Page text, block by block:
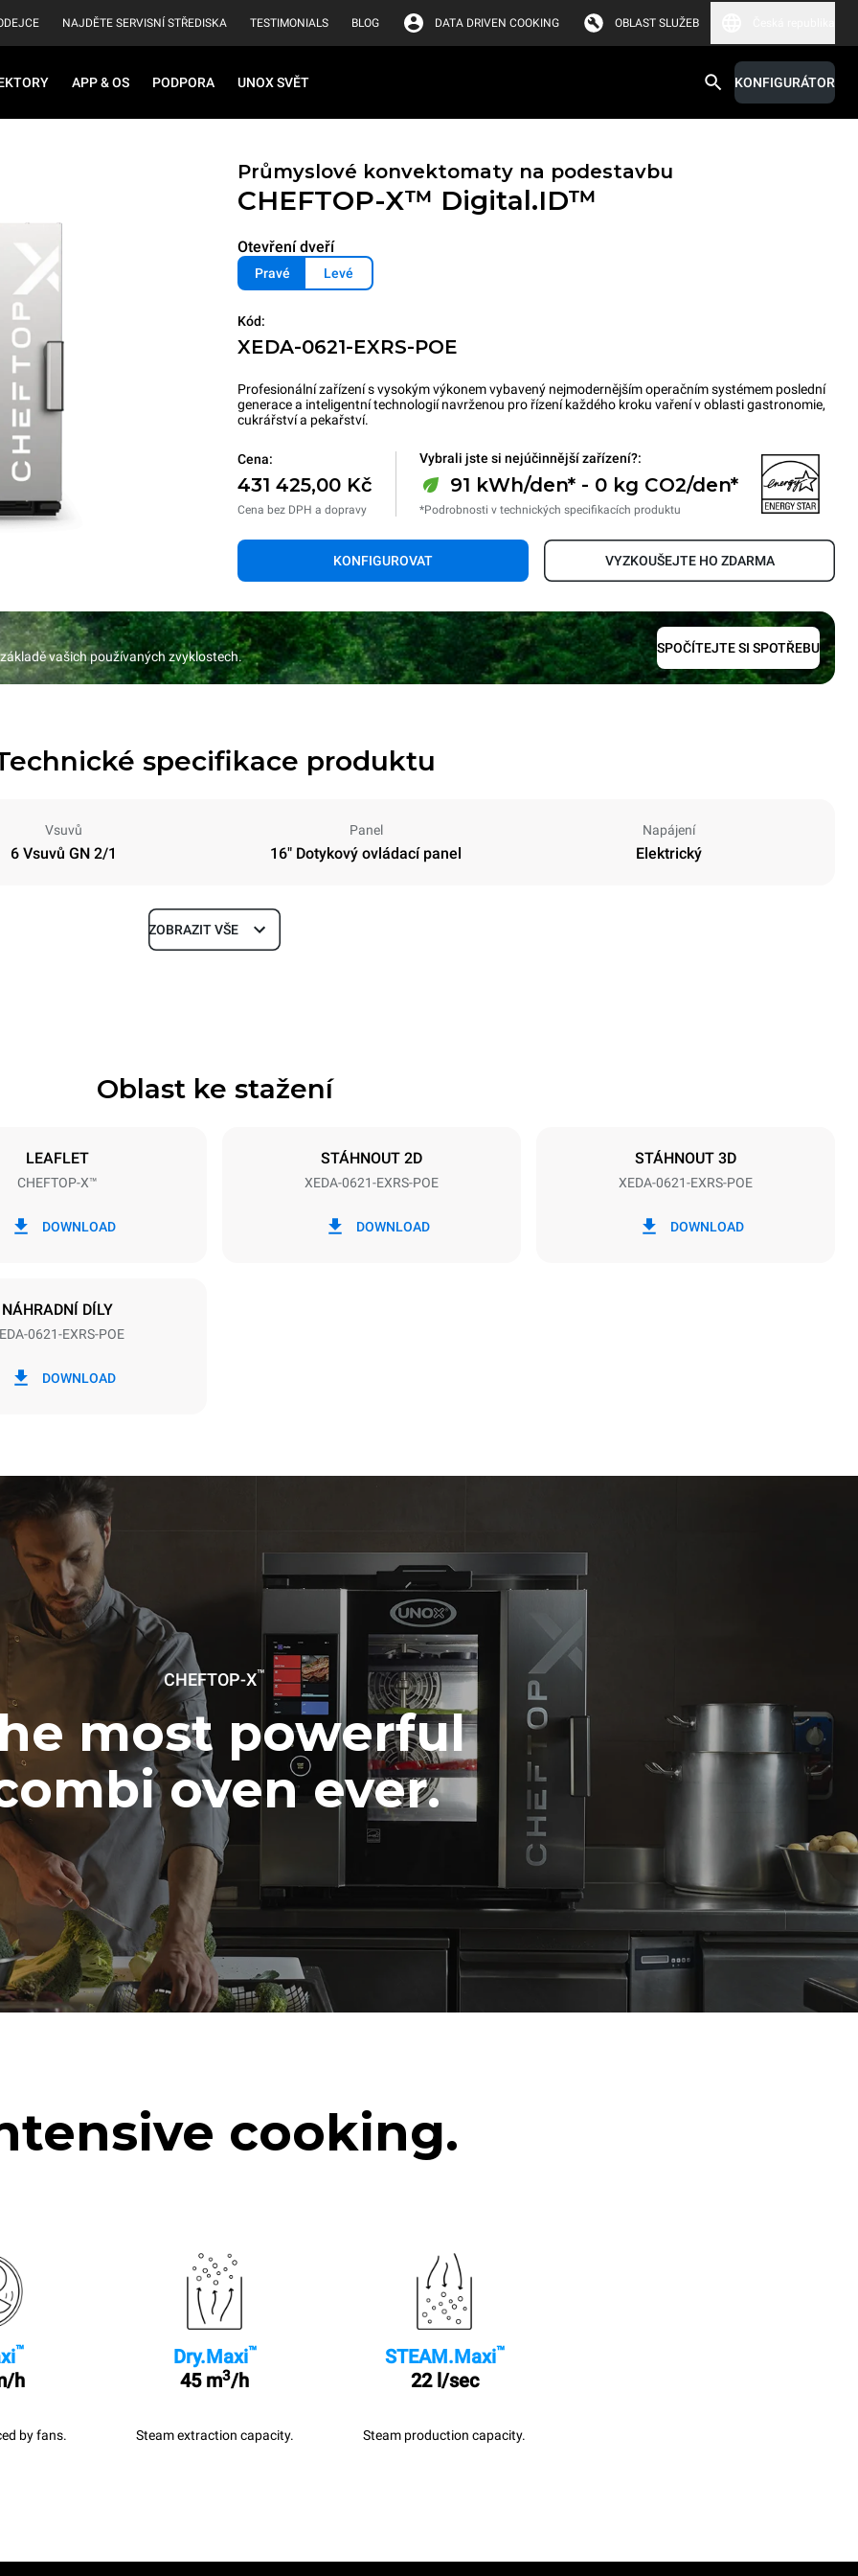
NAJDĚTE SERVISNÍ STŘEDISKA TESTIMONIALS BLOG DATA DRIVEN COOKING OBLAST SLUŽEB
APP & OS PODPORA UNOX SVĚT KONFIGURÁTOR
Průmyslové konvektomaty na podestavbu
CHEFTOP-X™ Digital.ID™
Otevření dveří
Pravé Levé
Kód:
XEDA-0621-EXRS-POE
Profesionální zařízení s vysokým výkonem vybavený nejmodernějším operačním systémem poslední
generace a inteligentní technologií navrženou pro řízení každého kroku vaření v oblasti gastronomie,
cukrářství a pekařství.
Cena:
431 425,00 Kč
Cena bez DPH a dopravy
Vybrali jste si nejúčinnější zařízení?:
91 kWh/den* - 0 kg CO2/den*
*Podrobnosti v technických specifikacích produktu
KONFIGUROVAT VYZKOUŠEJTE HO ZDARMA
vašich používaných zvyklostech.
SPOČÍTEJTE SI SPOTŘEBU
specifikace produktu
Vsuvů
6 Vsuvů GN 2/1
Panel
16" Dotykový ovládací panel
Napájení
Elektrický
Hloubka
Velikost plechu
/ 220-240V 3~
the following weekly washing
year):
ZOBRAZIT VŠE
Oblast ke stažení
LEAFLET
CHEFTOP-X™
DOWNLOAD
STÁHNOUT 2D
XEDA-0621-EXRS-POE
DOWNLOAD
STÁHNOUT 3D
XEDA-0621-EXRS-POE
DOWNLOAD
NÁHRADNÍ DÍLY
0621-EXRS-POE
DOWNLOAD
CHEFTOP-X™
most powerful
oven ever.
cooking.
™
h
by fans.
Dry.Maxi™
45 m3/h
Steam extraction capacity.
STEAM.Maxi™
22 l/sec
Steam production capacity.